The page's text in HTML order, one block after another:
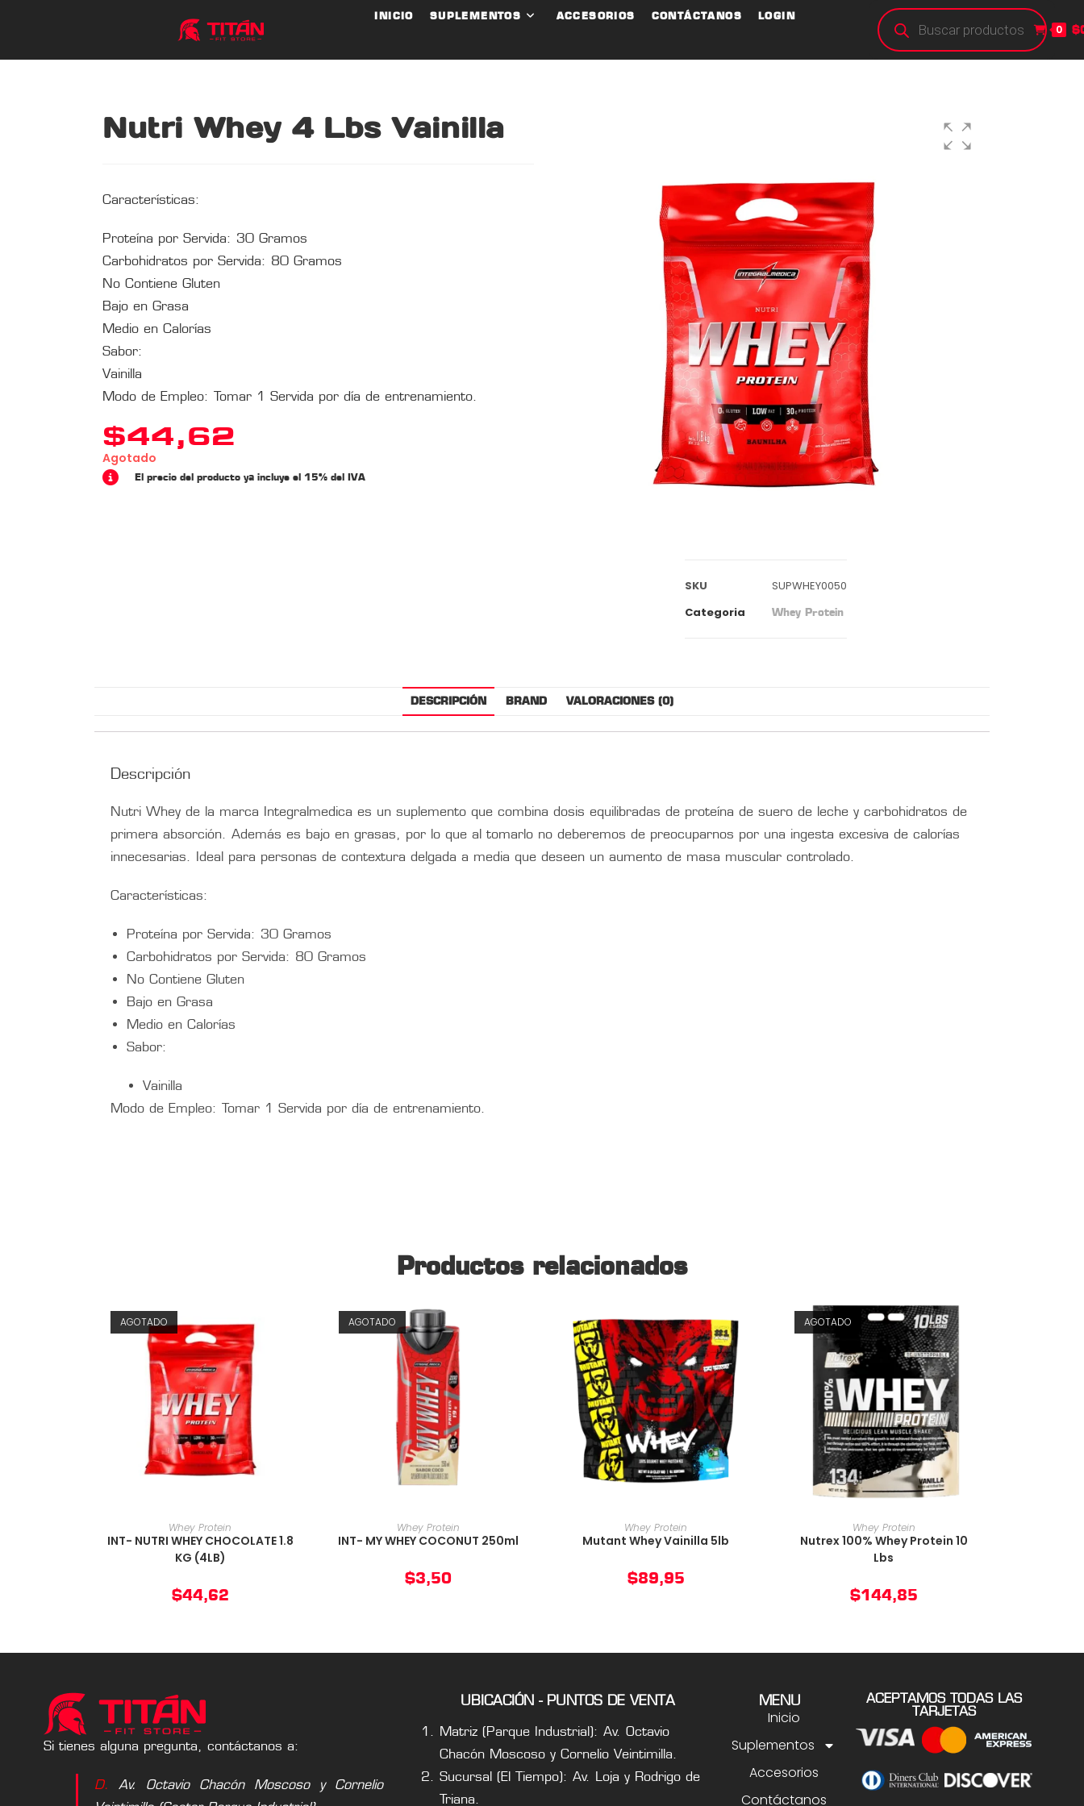
INICIO SUPLEMENTOS ACCESORIOS CONTÁCTANOS LOGIN
0 $
Nutri Whey 4 Lbs Vainilla
Características:
Proteína por Servida: 30 Gramos
Carbohidratos por Servida: 80 Gramos
No Contiene Gluten
Bajo en Grasa
Medio en Calorías
Sabor:
Vainilla
Modo de Empleo: Tomar 1 Servida por día de entrenamiento.
$44,62
Agotado
El precio del producto ya incluye el 15% del IVA
SKU
SUPWHEY0050
Categoria
Whey Protein
DESCRIPCIÓN BRAND VALORACIONES (0)
Descripción
Nutri Whey de la marca Integralmedica es un suplemento que combina dosis equilibradas de proteína de suero de leche y carbohidratos de
primera absorción. Además es bajo en grasas, por lo que al tomarlo no deberemos de preocuparnos por una ingesta excesiva de calorías
innecesarias. Ideal para personas de contextura delgada a media que deseen un aumento de masa muscular controlado.
Características:
Proteína por Servida: 30 Gramos
Carbohidratos por Servida: 80 Gramos
No Contiene Gluten
Bajo en Grasa
Medio en Calorías
Sabor:
Vainilla
Modo de Empleo: Tomar 1 Servida por día de entrenamiento.
Productos relacionados
AGOTADO
AÑADIR AL CARRITO
Whey Protein
INT- NUTRI WHEY CHOCOLATE 1.8
KG (4LB)
$44,62
AGOTADO
AÑADIR AL CARRITO
Whey Protein
INT- MY WHEY COCONUT 250ml
$3,50
AÑADIR AL CARRITO
Whey Protein
Mutant Whey Vainilla 5lb
$89,95
AGOTADO
AÑADIR AL CARRITO
Whey Protein
Nutrex 100% Whey Protein 10
Lbs
$144,85
Si tienes alguna pregunta, contáctanos a:
D. Av. Octavio Chacón Moscoso y Cornelio
UBICACIÓN - PUNTOS DE VENTA
Matriz (Parque Industrial): Av. Octavio
Chacón Moscoso y Cornelio Veintimilla.
Sucursal (El Tiempo): Av. Loja y Rodrigo de
Triana.
MENU
Inicio
Suplementos
Accesorios
Contáctanos
ACEPTAMOS TODAS LAS
TARJETAS